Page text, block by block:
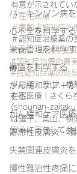
パーキンソン病
心不全を科学する
栄養管理を科学
褥瘡を科学する
がん緩和ケア＋
する
がん緩和ケア医
鬱滞性皮膚炎・
失禁関連皮膚炎
慢性難治性疼痛
有意が示されてい
＃在宅医療
＃高齢者認知症治
＃認知症治療薬の
#レビー小体型認
#認知症治療の真
#抗認知症薬の効
＃逗子、葉山、横
在宅医療 | さくら
(shounan-
は逗子、葉山、横
安心に寄与して参